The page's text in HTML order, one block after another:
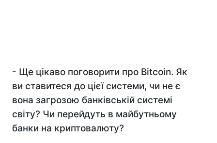
- Ще цікаво поговорити про Bitcoin. Як
ви ставитеся до цієї системи, чи не є
вона загрозою банківській системі
світу? Чи перейдуть в майбутньому
банки на криптовалюту?